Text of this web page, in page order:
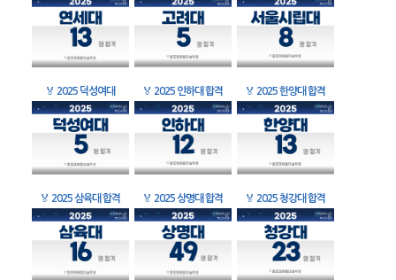
🏅 2025 덕성여대 🏅 2025 인하대 합격 🏅 2025 한양대 합격
🏅 2025 삼육대 합격 🏅 2025 상명대 합격 🏅 2025 청강대 합격